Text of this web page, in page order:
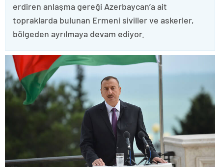
erdiren anlaşma gereği Azerbaycan’a ait
topraklarda bulunan Ermeni siviller ve askerler,
bölgeden ayrılmaya devam ediyor.